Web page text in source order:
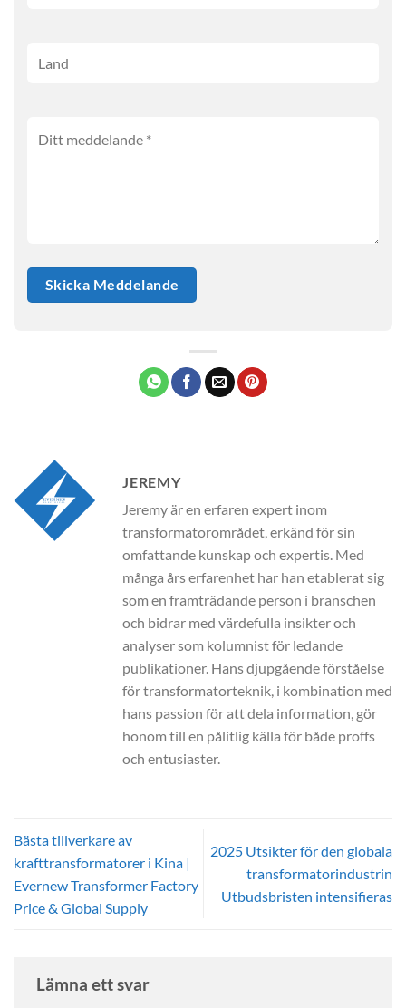
JEREMY
Jeremy är en erfaren expert inom
transformatorområdet, erkänd för sin
omfattande kunskap och expertis. Med
många års erfarenhet har han etablerat sig
som en framträdande person i branschen
och bidrar med värdefulla insikter och
analyser som kolumnist för ledande
publikationer. Hans djupgående förståelse
för transformatorteknik, i kombination med
hans passion för att dela information, gör
honom till en pålitlig källa för både proffs
och entusiaster.
Bästa tillverkare av
krafttransformatorer i Kina |
Evernew Transformer Factory
Price & Global Supply
2025 Utsikter för den globala
transformatorindustrin
Utbudsbristen intensifieras
Lämna ett svar